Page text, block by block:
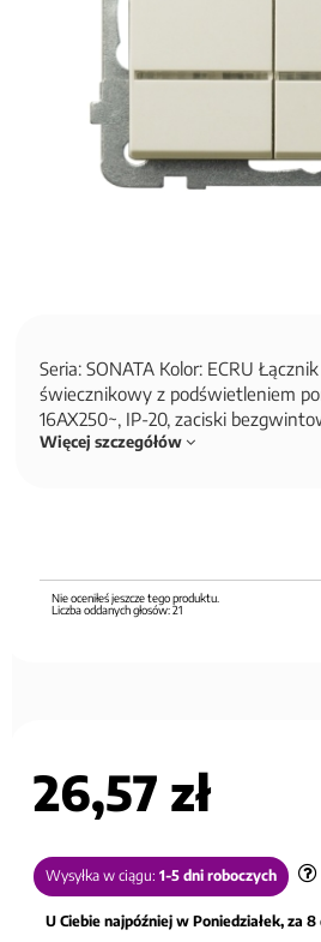
Seria: SONATA Kolor: ECRU
świecznikowy z podświetleniem
16AX250~, IP-20, zaciski
Więcej szczegółów
Nie oceniłeś jeszcze tego produktu.
Liczba oddanych głosów:21
26,57 zł
Wysyłka w ciągu: 1-5 dni roboczych
U Ciebie najpóźniej w Poniedziałek, za 8